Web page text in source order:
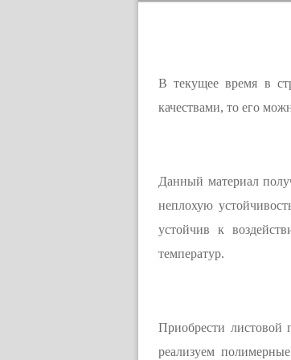
В текущее время в
качествами, то его
Данный материал
неплохую
устойчив к
температур.
Приобрести листовой
реализуем